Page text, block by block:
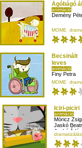
Ágóbágó
animáció
Demény
MOME
fogalmazás
Becsinált
leves
animáció
Finy Petra
MOME
fogalmazás
Iciri-piciri
animáció
Móricz
Jaskó
Jaskó Ádám
dramatizálás
fogalmazás